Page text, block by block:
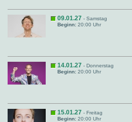
09.01.27 - Samstag
Beginn: 20:00 Uhr
14.01.27 - Donnerstag
Beginn: 20:00 Uhr
15.01.27 - Freitag
Beginn: 20:00 Uhr